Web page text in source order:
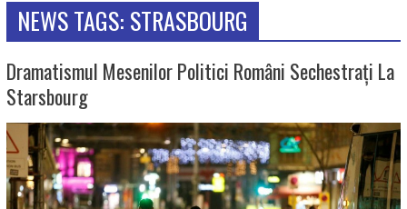
NEWS TAGS: STRASBOURG
Dramatismul Mesenilor Politici Români Sechestrați La
Starsbourg